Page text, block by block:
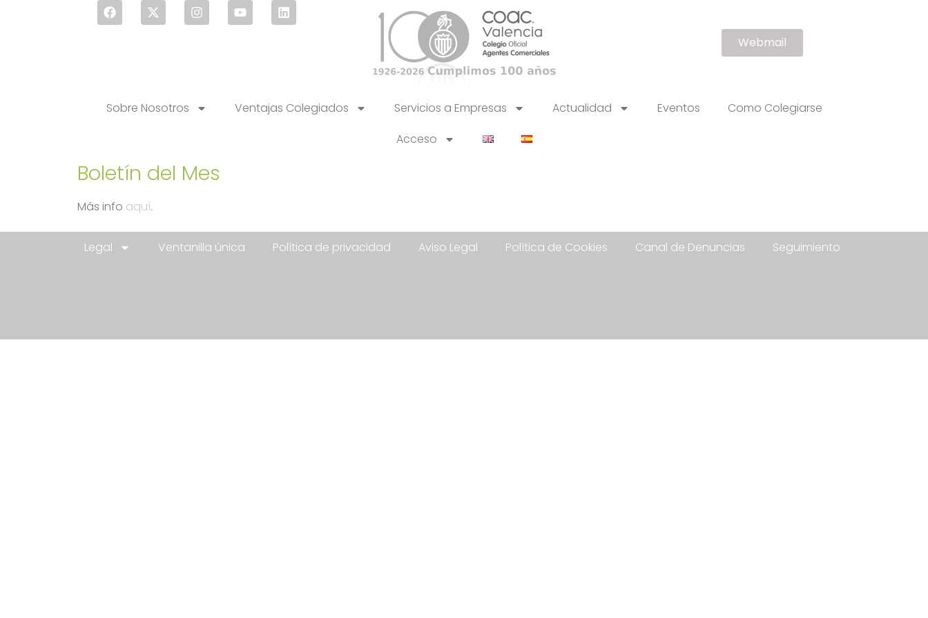
Webmail
Sobre Nosotros Ventajas Colegiados Servicios a Empresas Actualidad Eventos
Como Colegiarse
Acceso
Boletín del Mes
Más info aquí.
Legal Ventanilla única Política de privacidad Aviso Legal Política de Cookies Canal de Denuncias Seguimiento